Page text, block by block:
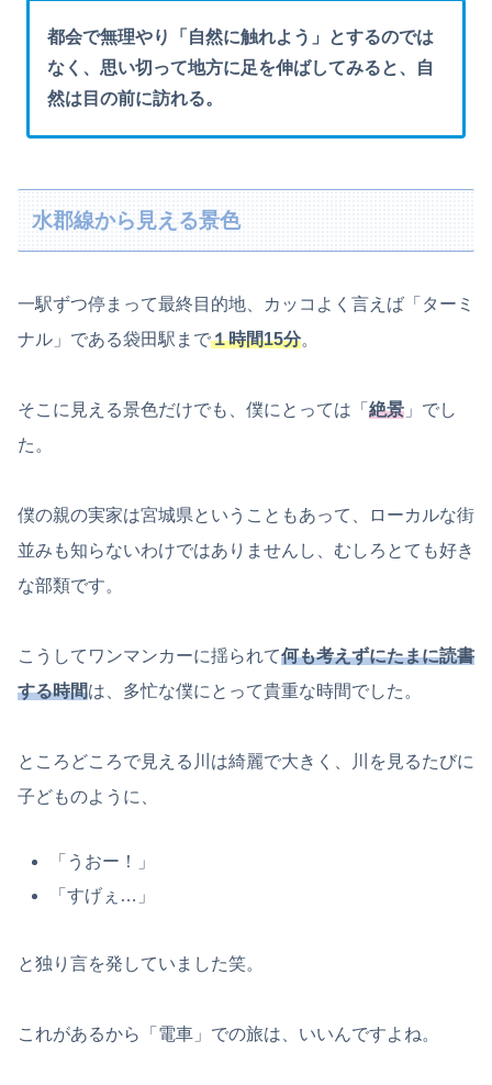
都会で無理やり「自然に触れよう」とするのでは
なく、思い切って地方に足を伸ばしてみると、自
然は目の前に訪れる。
水郡線から見える景色
一駅ずつ停まって最終目的地、カッコよく言えば「ターミ
ナル」である袋田駅まで１時間15分。
そこに見える景色だけでも、僕にとっては「 絶景 」でし
た。
僕の親の実家は宮城県ということもあって、ローカルな街
並みも知らないわけではありませんし、むしろとても好き
な部類です。
こうしてワンマンカーに揺られて何も考えずにたまに読書
する時間は、多忙な僕にとって貴重な時間でした。
ところどころで見える川は綺麗で大きく、川を見るたびに
子どものように、
「うおー！」
「すげぇ…」
と独り言を発していました笑。
これがあるから「電車」での旅は、いいんですよね。